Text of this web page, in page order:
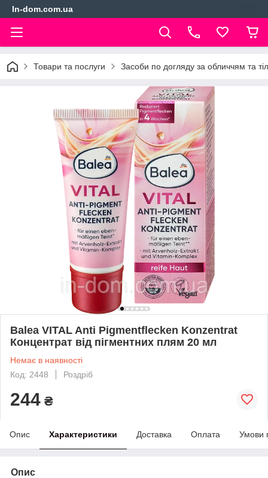
In-dom.com.ua
Товари та послуги Засоби по догляду за обличчям та
Balea VITAL Anti Pigmentflecken Konzentrat
Концентрат від пігментних плям 20 мл
Немає в наявності
Код: 2448
Роздріб
244 ₴
Опис Характеристики Доставка Оплата Умови
Опис